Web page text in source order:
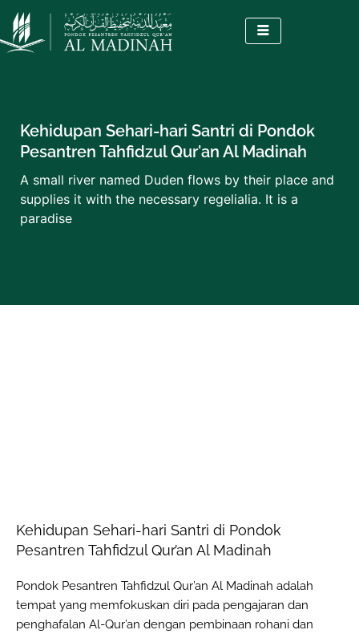
Lewati
konten
Kehidupan Sehari-hari Santri di Pondok
Pesantren Tahfidzul Qur'an Al Madinah
A small river named Duden flows by their place and
supplies it with the necessary regelialia. It is a
paradise
Kehidupan Sehari-hari Santri di Pondok
Pesantren Tahfidzul Qur’an Al Madinah
Pondok Pesantren Tahfidzul Qur’an Al Madinah adalah
tempat yang memfokuskan diri pada pengajaran dan
penghafalan Al-Qur’an dengan pembinaan rohani dan